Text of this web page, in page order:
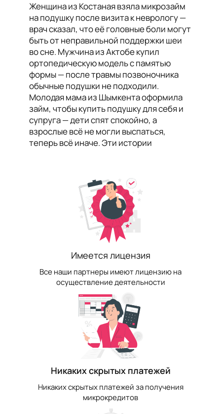
Женщина из Костаная взяла микрозайм
на подушку после визита к неврологу —
врач сказал, что её головные боли могут
быть от неправильной поддержки шеи
во сне. Мужчина из Актобе купил
ортопедическую модель с памятью
формы — после травмы позвоночника
обычные подушки не подходили.
Молодая мама из Шымкента оформила
займ, чтобы купить подушку для себя и
супруга — дети спят спокойно, а
взрослые всё не могли выспаться,
теперь всё иначе. Эти истории
Имеется лицензия
Все наши партнеры имеют лицензию на
осуществление деятельности
Никаких скрытых платежей
Никаких скрытых платежей за получения
микрокредитов